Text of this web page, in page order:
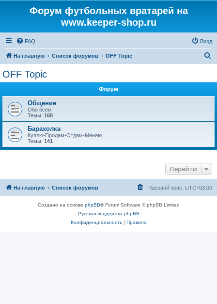
Форум футбольных вратарей на
www.keeper-shop.ru
FAQ Вход
На главную Список форумов OFF Topic
OFF Topic
Форум
Общение
Обо всем
Темы: 168
Барахолка
Куплю-Продам-Отдам-Меняю
Темы: 141
Перейти
На главную Список форумов Часовой пояс: UTC+03:00
Создано на основе phpBB® Forum Software © phpBB Limited
Русская поддержка phpBB
Конфиденциальность| Правила